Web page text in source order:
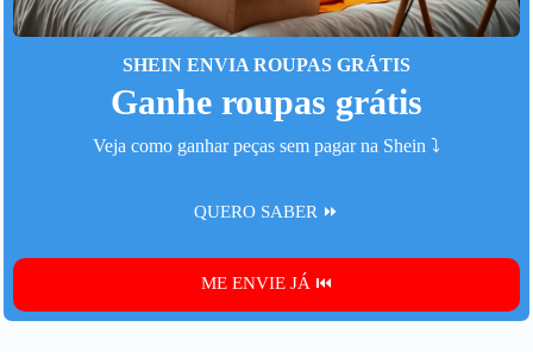
SHEIN ENVIA ROUPAS GRÁTIS
Ganhe roupas grátis
Veja como ganhar peças sem pagar na Shein ⤵️
QUERO SABER ⏩
ME ENVIE JÁ ⏮️